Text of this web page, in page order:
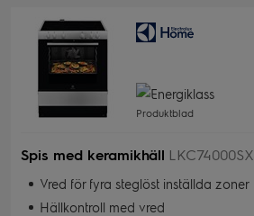
Produktblad
Spis med keramikhäll LKC74000SX
Vred för fyra steglöst inställda zoner
Hällkontroll med vred